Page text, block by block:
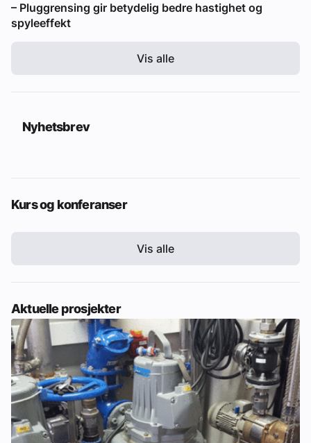
– Pluggrensing gir betydelig bedre hastighet og
spyleeffekt
Vis alle
Nyhetsbrev
Kurs og konferanser
Vis alle
Aktuelle prosjekter